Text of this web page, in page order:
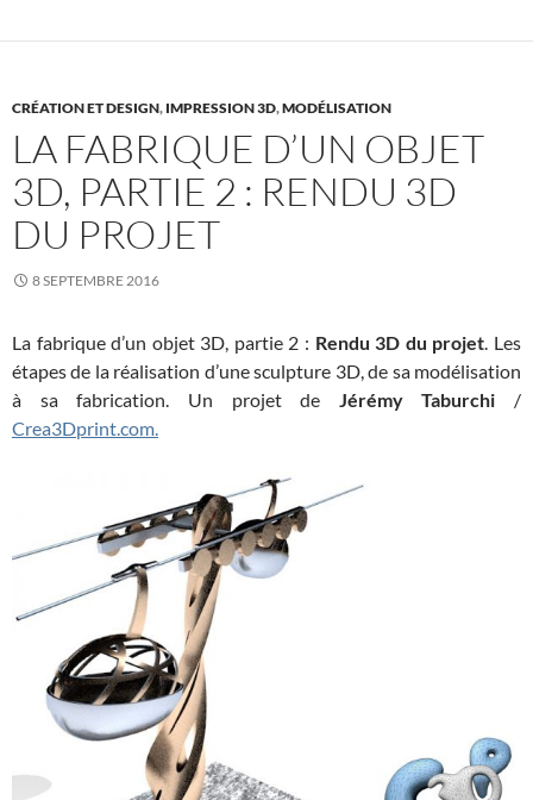
CRÉATION ET DESIGN, IMPRESSION 3D,MODÉLISATION
LA FABRIQUE D’UN OBJET
3D, PARTIE 2 : RENDU 3D
DU PROJET
8 SEPTEMBRE 2016
La fabrique d’un objet 3D, partie 2 : Rendu 3D du projet. Les
étapes de la réalisation d’une sculpture 3D, de sa modélisation
à sa fabrication. Un projet de Jérémy Taburchi /
Crea3Dprint.com.